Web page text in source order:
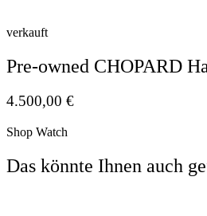
verkauft
Pre-owned CHOPARD
4.500,00 €
Shop Watch
Das könnte Ihnen auch